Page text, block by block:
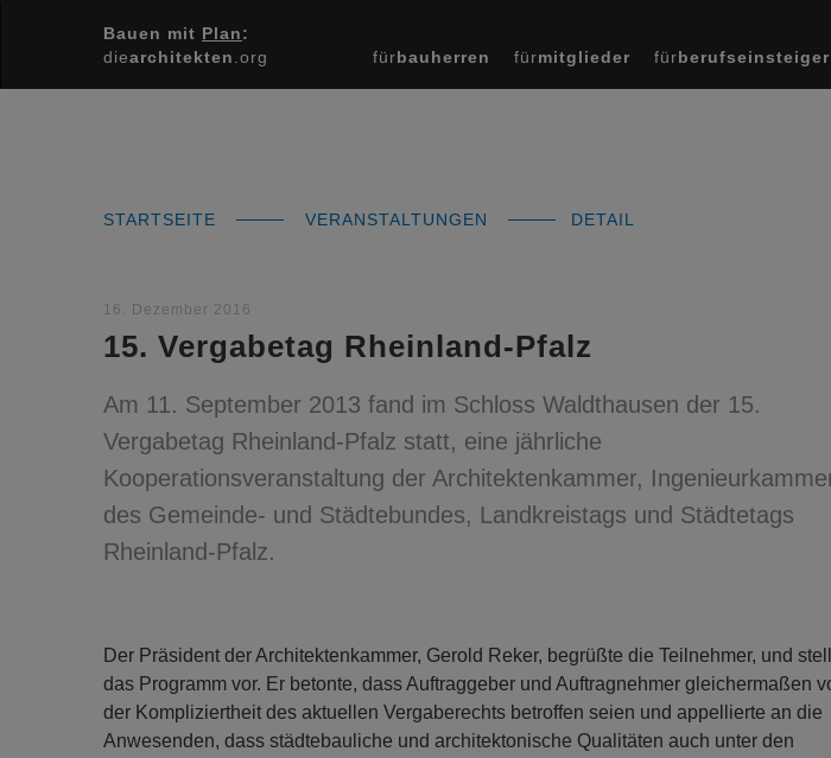
Bauen mit Plan:
diearchitekten .org fürbauherren fürmitglieder fürberufseinsteiger
STARTSEITE VERANSTALTUNGEN DETAIL
16. Dezember 2016
15. Vergabetag Rheinland-Pfalz
Am 11. September 2013 fand im Schloss Waldthausen der 15.
Vergabetag Rheinland-Pfalz statt, eine jährliche
Kooperationsveranstaltung der Architektenkammer,
des Gemeinde- und Städtebundes, Landkreistags und Städtetags
Rheinland-Pfalz.
Der Präsident der Architektenkammer, Gerold Reker, begrüßte die Teilnehmer, und
das Programm vor. Er betonte, dass Auftraggeber und Auftragnehmer gleichermaßen
der Kompliziertheit des aktuellen Vergaberechts betroffen seien und appellierte an die
Anwesenden, dass städtebauliche und architektonische Qualitäten auch unter den